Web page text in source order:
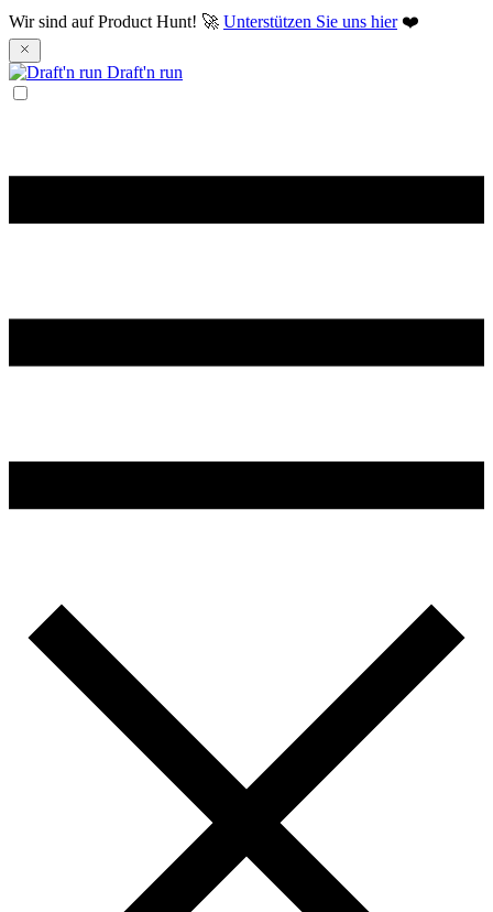
Wir sind auf Product Hunt! 🚀 Unterstützen Sie uns hier❤️
Draft'n run